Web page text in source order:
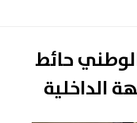
الوطني حائط
الداخلية